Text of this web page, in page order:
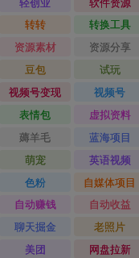
转转
转换工具
资源素材
资源分享
豆包
试玩
视频号变现
视频号
表情包
虚拟资料
薅羊毛
蓝海项目
萌宠
英语视频
色粉
自媒体项目
自动赚钱
自动收益
聊天掘金
老照片
美团
网盘拉新